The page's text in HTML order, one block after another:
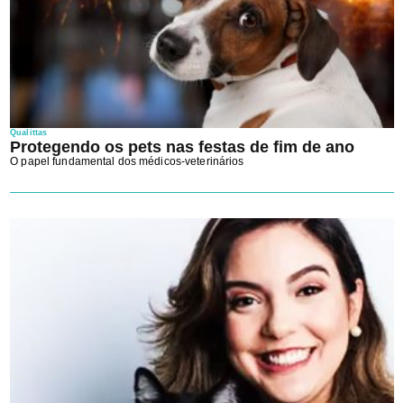
Qualittas
Protegendo os pets nas festas de fim de ano
O papel fundamental dos médicos-veterinários